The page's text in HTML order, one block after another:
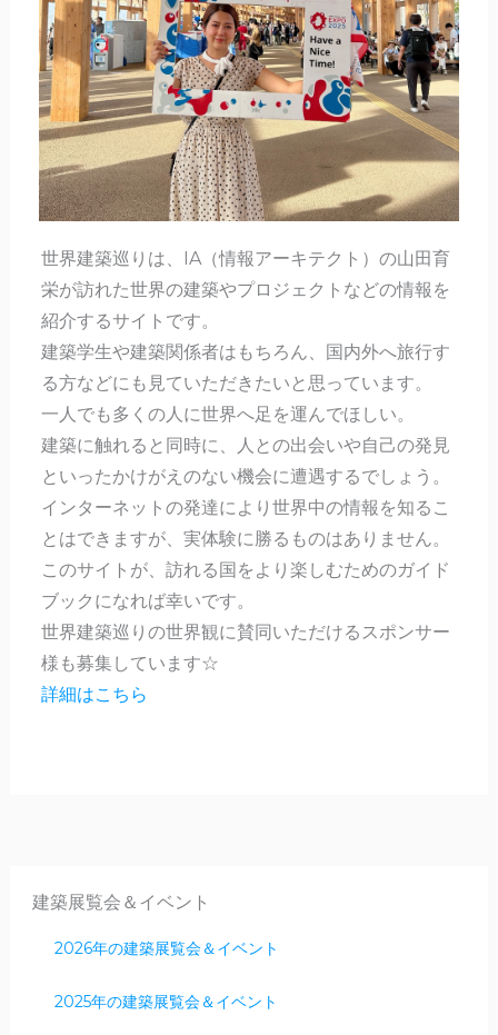
世界建築巡りは、IA（情報アーキテクト）の山田育
栄が訪れた世界の建築やプロジェクトなどの情報を
紹介するサイトです。
建築学生や建築関係者はもちろん、国内外へ旅行す
る方などにも見ていただきたいと思っています。
一人でも多くの人に世界へ足を運んでほしい。
建築に触れると同時に、人との出会いや自己の発見
といったかけがえのない機会に遭遇するでしょう。
インターネットの発達により世界中の情報を知るこ
とはできますが、実体験に勝るものはありません。
このサイトが、訪れる国をより楽しむためのガイド
ブックになれば幸いです。
世界建築巡りの世界観に賛同いただけるスポンサー
様も募集しています☆
詳細はこちら
建築展覧会＆イベント
2026年の建築展覧会＆イベント
2025年の建築展覧会＆イベント